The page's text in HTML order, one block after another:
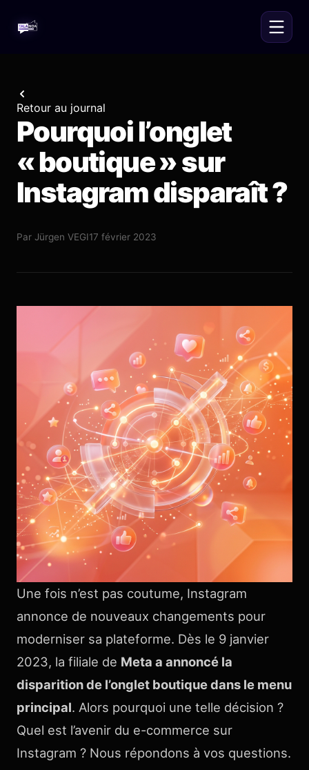
Retour au journal
Pourquoi l’onglet
« boutique » sur
Instagram disparaît ?
Par Jürgen VEGI17 février 2023
Une fois n’est pas coutume, Instagram
annonce de nouveaux changements pour
moderniser sa plateforme. Dès le 9 janvier
2023, la filiale de Meta a annoncé la
disparition de l’onglet boutique dans le menu
principal. Alors pourquoi une telle décision ?
Quel est l’avenir du e-commerce sur
Instagram ? Nous répondons à vos questions.